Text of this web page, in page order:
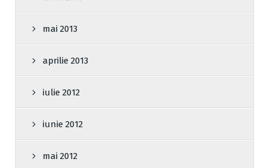
mai 2013
aprilie 2013
iulie 2012
iunie 2012
mai 2012